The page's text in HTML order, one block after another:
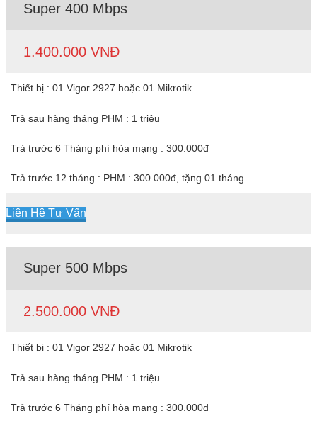
Super 400 Mbps
1.400.000 VNĐ
Thiết bị : 01 Vigor 2927 hoặc 01 Mikrotik
Trả sau hàng tháng PHM : 1 triệu
Trả trước 6 Tháng phí hòa mạng : 300.000đ
Trả trước 12 tháng : PHM : 300.000đ, tặng 01 tháng.
Liên Hệ Tư Vấn
Super 500 Mbps
2.500.000 VNĐ
Thiết bị : 01 Vigor 2927 hoặc 01 Mikrotik
Trả sau hàng tháng PHM : 1 triệu
Trả trước 6 Tháng phí hòa mạng : 300.000đ